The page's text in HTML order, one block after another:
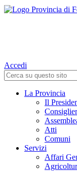
Accedi
La Provincia
Il
Atti
Comuni
Servizi
Affari